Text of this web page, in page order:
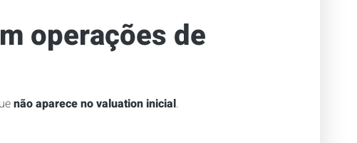
operações de
não aparece no valuation inicial.